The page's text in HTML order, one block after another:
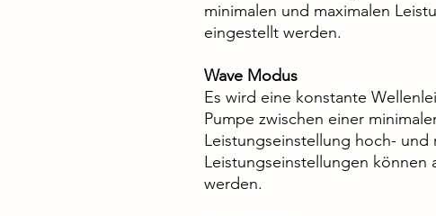
minimalen und maximalen
eingestellt werden.
Wave Modus
Es wird eine konstante
Pumpe zwischen einer
Leistungseinstellung hoch-
Leistungseinstellungen
werden.